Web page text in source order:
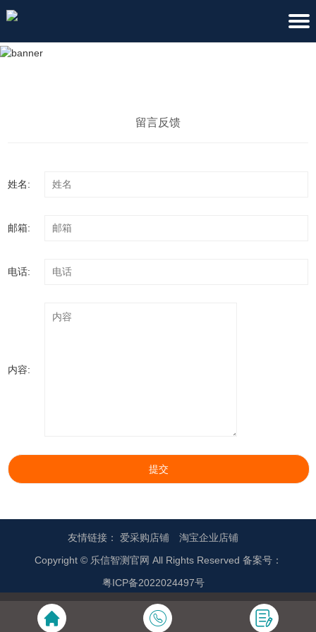
留言反馈
姓名:
邮箱:
电话:
内容:
提交
友情链接： 爱采购店铺
淘宝企业店铺
Copyright © 乐信智测官网 All Rights Reserved 备案号：
粤ICP备2022024497号